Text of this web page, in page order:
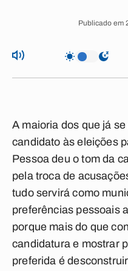
Publicado em
A maioria dos que já
candidato às eleições
Pessoa deu o tom da
pela troca de
tudo servirá como
preferências pessoais
porque mais do que
candidatura e mostrar
preferida é